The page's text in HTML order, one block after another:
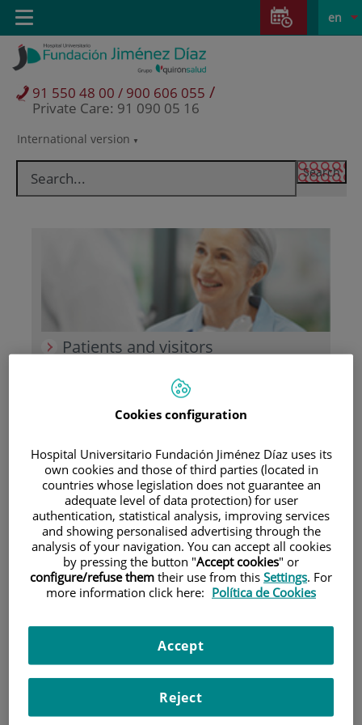
Jump to content
Jump
content
Language
selector
Active
en
International version
91 550 48 00 / 900 606 055 /
Private Care: 91 090 05 16
Toggle
navigation
Patients and visitors
Research
Teaching
Teléfono de atención al usuario
Cookies configuration
Hospital Universitario Fundación Jiménez Díaz uses its
own cookies and those of third parties (located in
countries whose legislation does not guarantee an
adequate level of data protection) for user
authentication, statistical analysis, improving services
and showing personalised advertising through the
analysis of your navigation. You can accept all cookies
by pressing the button "Accept cookies" or
configure/refuse them their use from this Settings. For
more information click here: Política de Cookies
Reject
Accept